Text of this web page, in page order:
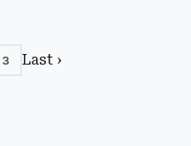
3 Last ›